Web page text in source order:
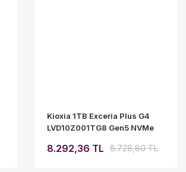
Kioxia 1TB Exceria Plus G4
LVD10Z001TG8 Gen5 NVMe
8.292,36 TL 8.728,80 TL